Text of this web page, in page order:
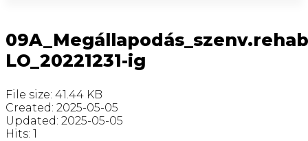
09A_Megállapodás_szenv.rehab
LO_20221231-ig
File size: 41.44 KB
Created: 2025-05-05
Updated: 2025-05-05
Hits: 1